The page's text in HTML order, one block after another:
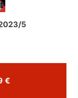
5
Comprar por 16,99 €